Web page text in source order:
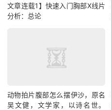
文章连载1】快速入门胸部X线片
分析：总论
动物拍片腹部怎么摆​伊沙，原名
吴文健，文学家，以诗名世。